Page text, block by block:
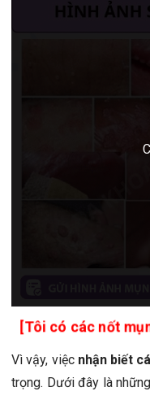
[Tôi có các nốt
Vì vậy, việc nhận biết
trọng. Dưới đây là